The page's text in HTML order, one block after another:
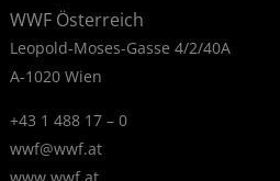
WWF Österreich
Leopold-Moses-Gasse 4/2/40A
A-1020 Wien
+43 1 488 17 – 0
wwf@wwf.at